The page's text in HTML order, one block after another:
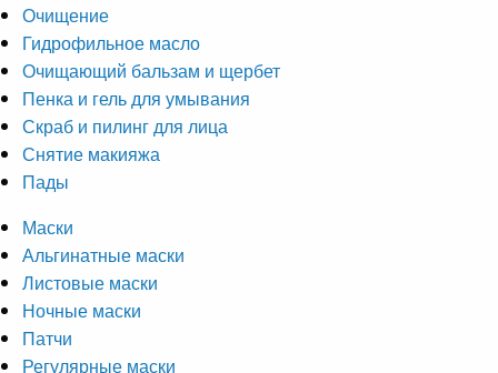
Очищение
Гидрофильное масло
Очищающий бальзам и щербет
Пенка и гель для умывания
Скраб и пилинг для лица
Снятие макияжа
Пады
Маски
Альгинатные маски
Листовые маски
Ночные маски
Патчи
Регулярные маски